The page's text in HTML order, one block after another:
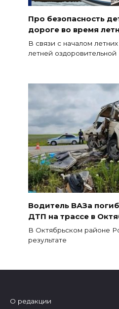
Про безопасность
дороге во время
В связи с началом
летней оздоровительной
Водитель ВАЗа
ДТП на трассе в
В Октябрьском районе
результате
О редакции